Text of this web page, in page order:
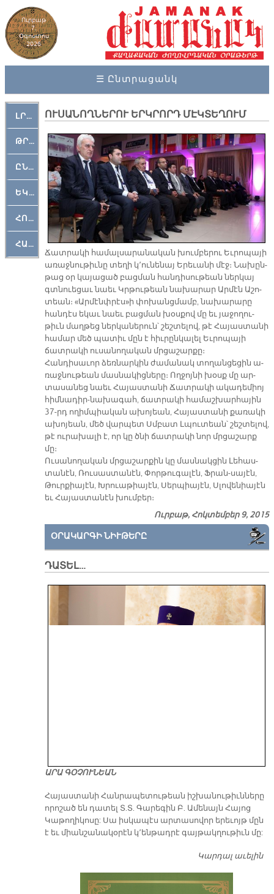
Ուրբաթ
7,
Օգոստոս
2026
☰ Ընտրացանկ
ԼՐԱՀՈՍ
ԹՐՔԱՀԱՅ ԿԵԱՆՔ
ԸՆԿԵՐԱՄՇԱԿՈՒԹԱՅԻՆ
ԵԿԵՂԵՑԱԿԱՆ
ՀՈԳԵՄՏԱՒՈՐ
ՀԱՐԹԱԿ
ՈՒՍԱՆՈՂՆԵՐՈՒ ԵՐԿՐՈՐԴ ՄԷԿՏԵՂՈՒՄ
Ճատ­րա­կի հա­մալ­սա­րա­նա­կան խում­բե­րու Եւ­րո­պա­յի
ա­ռաջ­նու­թիւ­նը տե­ղի կ՚ու­նե­նայ Ե­րե­ւա­նի մէջ։ Նա­խըն­
թաց օր կա­յա­ցած բաց­ման հան­դի­սու­թեան ներ­կայ
գտնուե­ցաւ նաեւ Կրթու­թեան նա­խա­րար Ար­մէն Ա­շո­
տեան։ «Ար­մէնփ­րէս»ի փո­խանց­մամբ, նա­խա­րա­րը
հան­դէս ե­կաւ նաեւ բաց­ման խօս­քով մը եւ յա­ջո­ղու­
թիւն մաղ­թեց ներ­կա­նե­րուն՝ շեշ­տե­լով, թէ Հա­յաս­տա­նի
հա­մար մեծ պա­տիւ մըն է հիւ­րըն­կա­լել Եւ­րո­պա­յի
ճատ­րա­կի ու­սա­նո­ղա­կան մրցա­շար­քը։
Հան­դի­սա­ւոր ձեռ­նար­կին ժա­մա­նակ տո­ղան­ցե­ցին ա­
ռաջ­նու­թեան մաս­նա­կից­նե­րը։ Ող­ջոյ­նի խօսք մը ար­
տա­սա­նեց նաեւ Հա­յաս­տա­նի Ճատ­րա­կի ա­կա­դե­միոյ
հիմ­նա­դիր-նա­խա­գահ, ճատ­րա­կի հա­մաշ­խար­հա­յին
37-րդ ո­ղիմ­պիա­կան ա­խո­յեան, Հա­յաս­տա­նի քա­ռա­կի
ա­խո­յեան, մեծ վար­պետ Սմբատ Լպու­տեան՝ շեշ­տե­լով,
թէ ու­րա­խա­լի է, որ կը ծնի ճատ­րա­կի նոր մրցա­շարք
մը։
Ու­սա­նո­ղա­կան մրցա­շար­քին կը մաս­նակ­ցին Լե­հաս­
տա­նէն, Ռու­սաս­տա­նէն, Փոր­թու­գա­լէն, Ֆրան-­սա­յէն,
Թուր­քիա­յէն, Խրուա­թիա­յէն, Սեր­պիա­յէն, Սլո­վե­նիա­յէն
եւ Հա­յաս­տա­նէն խում­բեր։
Ուրբաթ, Հոկտեմբեր 9, 2015
ՕՐԱԿԱՐԳԻ ՆԻՒԹԵՐԸ
ԴԱՏԵԼ…
ԱՐԱ ԳՕՉՈՒՆԵԱՆ
​Հայաստանի Հանրապետութեան իշխանութիւնները
որոշած են դատել Տ.Տ. Գարեգին Բ. Ամենայն Հայոց
Կաթողիկոսը: Սա իսկապէս արտասովոր երեւոյթ մըն
է եւ միանշանակօրէն կ՚ենթադրէ գայթակղութիւն մը:
Կարդալ աւելին